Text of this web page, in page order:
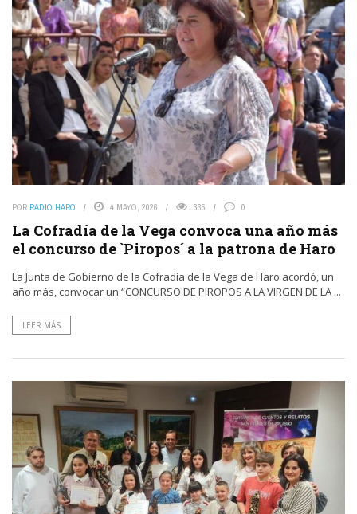
POR RADIO HARO 4 MAYO, 2026 335 0
La Cofradía de la Vega convoca una año más
el concurso de `Piropos´ a la patrona de Haro
La Junta de Gobierno de la Cofradía de la Vega de Haro acordó, un
año más, convocar un “CONCURSO DE PIROPOS A LA VIRGEN DE LA ...
LEER MÁS